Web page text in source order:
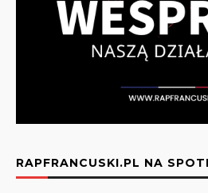
RAPFRANCUSKI.PL NA